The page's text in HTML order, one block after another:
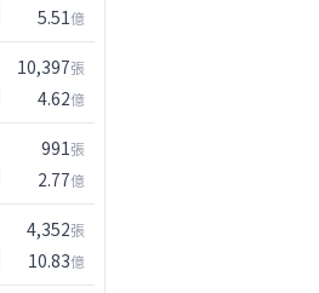
5.51億
10,397張
4.62億
991張
2.77億
4,352張
10.83億